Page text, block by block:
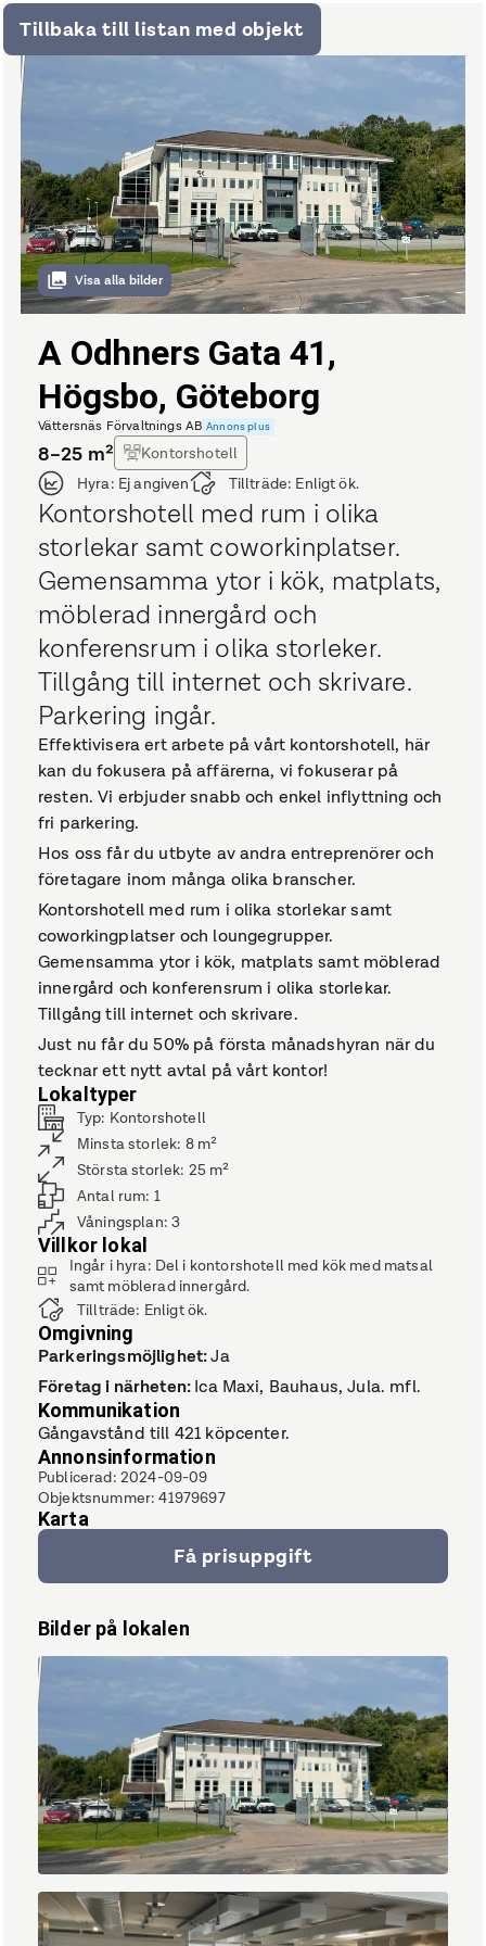
Tillbaka till listan med objekt
Visa alla bilder
A Odhners Gata 41,
Högsbo, Göteborg
Vättersnäs Förvaltnings AB Annons plus
8–25 m²
Kontorshotell
Hyra: Ej angiven Tillträde: Enligt ök.
Kontorshotell med rum i olika
storlekar samt coworkinplatser.
Gemensamma ytor i kök, matplats,
möblerad innergård och
konferensrum i olika storleker.
Tillgång till internet och skrivare.
Parkering ingår.
Effektivisera ert arbete på vårt kontorshotell, här
kan du fokusera på affärerna, vi fokuserar på
resten. Vi erbjuder snabb och enkel inflyttning och
fri parkering.
Hos oss får du utbyte av andra entreprenörer och
företagare inom många olika branscher.
Kontorshotell med rum i olika storlekar samt
coworkingplatser och loungegrupper.
Gemensamma ytor i kök, matplats samt möblerad
innergård och konferensrum i olika storlekar.
Tillgång till internet och skrivare.
Just nu får du 50% på första månadshyran när du
tecknar ett nytt avtal på vårt kontor!
Lokaltyper
Typ: Kontorshotell
Minsta storlek: 8m²
Största storlek: 25 m²
Antal rum: 1
Våningsplan:3
Villkor lokal
Ingår i hyra: Del i kontorshotell med kök med matsal
samt möblerad innergård.
Tillträde: Enligt ök.
Omgivning
Parkeringsmöjlighet:Ja
Företag i närheten:Ica Maxi, Bauhaus, Jula. mfl.
Kommunikation
Gångavstånd till 421 köpcenter.
Annonsinformation
Publicerad: 2024-09-09
Objektsnummer:41979697
Karta
Få prisuppgift
Bilder på lokalen
IMG_1392.JPEG